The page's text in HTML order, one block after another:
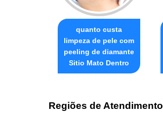
quanto custa
limpeza de pele com
peeling de diamante
Sitio Mato Dentro
Regiões de Atendimento